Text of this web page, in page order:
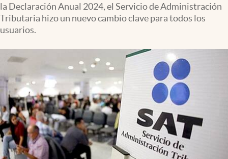
Clima
Espiritualidad
abre en nueva pestaña
la Declaración Anual 2024, el Servicio de Administración
Tributaria hizo un nuevo cambio clave para todos los
usuarios.